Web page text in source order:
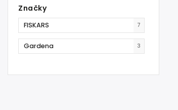
Značky
FISKARS 7
Gardena 3